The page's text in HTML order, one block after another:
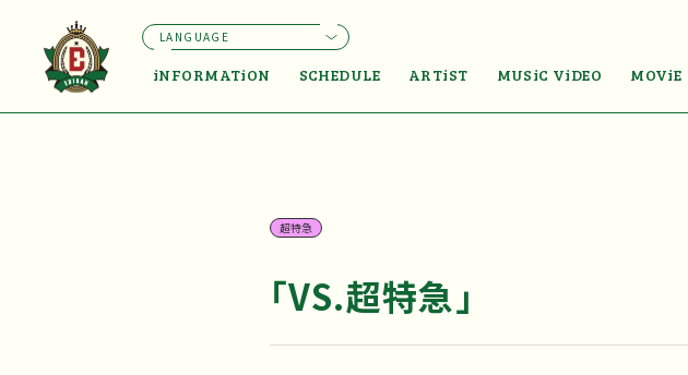
iNFORMATiON SCHEDULE ARTiST MUSiC ViDEO MOViE
LANGUAGE
超特急
「VS.超特急」